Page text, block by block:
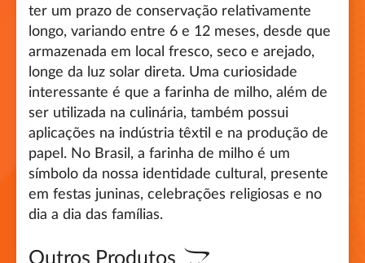
ter um prazo de conservação relativamente
longo, variando entre 6 e 12 meses, desde que
armazenada em local fresco, seco e arejado,
longe da luz solar direta. Uma curiosidade
interessante é que a farinha de milho, além de
ser utilizada na culinária, também possui
aplicações na indústria têxtil e na produção de
papel. No Brasil, a farinha de milho é um
símbolo da nossa identidade cultural, presente
em festas juninas, celebrações religiosas e no
dia a dia das famílias.
Outros Produtos